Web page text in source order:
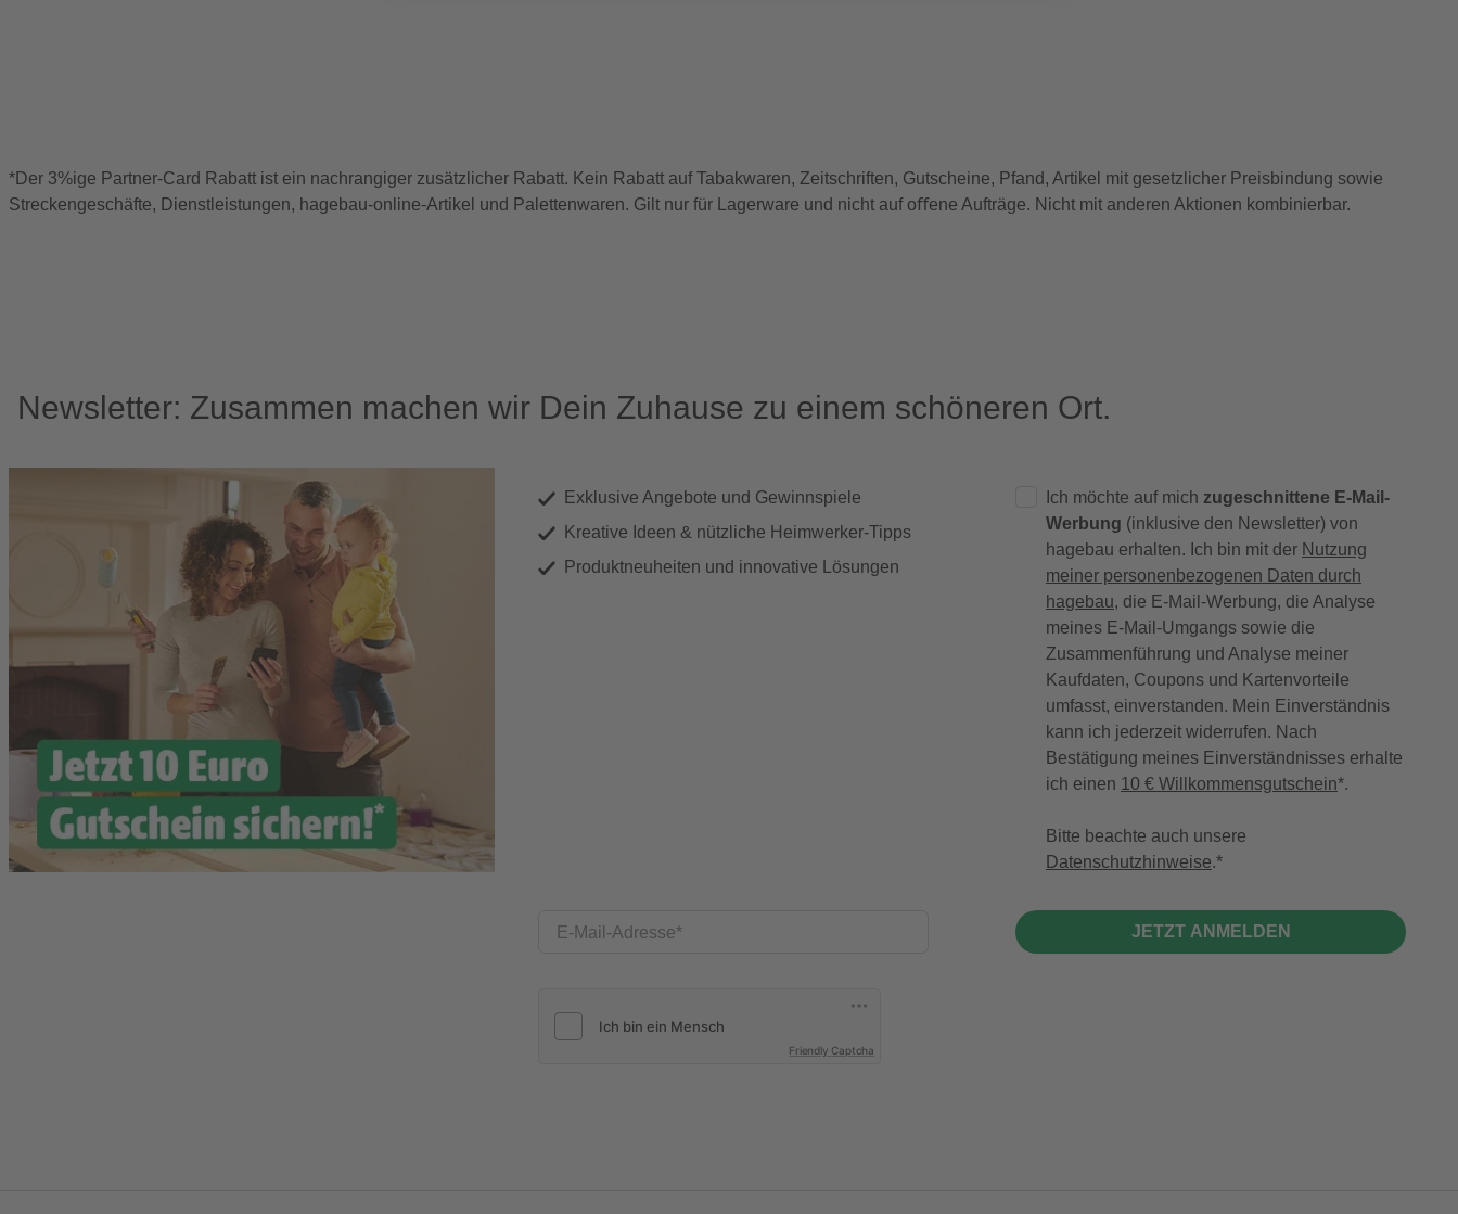
*Der 3%ige Partner-Card Rabatt ist ein nachrangiger zusätzlicher Rabatt. Kein Rabatt auf Tabakwaren, Zeitschriften, Gutscheine, Pfand, Artikel mit gesetzlicher Preisbindung sowie
Streckengeschäfte, Dienstleistungen, hagebau-online-Artikel und Palettenwaren. Gilt nur für Lagerware und nicht auf oﬀene Aufträge. Nicht mit anderen Aktionen kombinierbar.
Newsletter: Zusammen machen wir Dein Zuhause zu einem schöneren Ort.
Exklusive Angebote und Gewinnspiele
Kreative Ideen & nützliche Heimwerker-Tipps
Produktneuheiten und innovative Lösungen
E-Mail-Adresse
Friendly Captcha
Ich möchte auf mich zugeschnittene E-Mail-
Werbung (inklusive den Newsletter) von
hagebau erhalten. Ich bin mit der Nutzung
meiner personenbezogenen Daten durch
hagebau, die E-Mail-Werbung, die Analyse
meines E-Mail-Umgangs sowie die
Zusammenführung und Analyse meiner
Kaufdaten, Coupons und Kartenvorteile
umfasst, einverstanden. Mein Einverständnis
kann ich jederzeit widerrufen. Nach
Bestätigung meines Einverständnisses erhalte
ich einen 10 € Willkommensgutschein*.
Bitte beachte auch unsere
Datenschutzhinweise.
JETZT ANMELDEN